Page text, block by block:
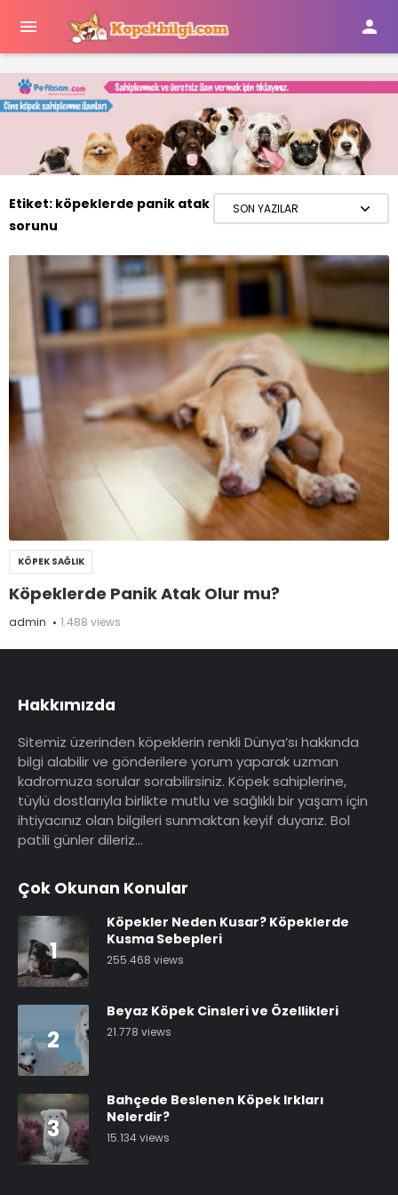
 
Etiket: köpeklerde panik atak
sorunu
KÖPEK SAĞLIK
Köpeklerde Panik Atak Olur mu?
admin 1.488 views
Hakkımızda
Sitemiz üzerinden köpeklerin renkli Dünya’sı hakkında
bilgi alabilir ve gönderilere yorum yaparak uzman
kadromuza sorular sorabilirsiniz. Köpek sahiplerine,
tüylü dostlarıyla birlikte mutlu ve sağlıklı bir yaşam için
ihtiyacınız olan bilgileri sunmaktan keyif duyarız. Bol
patili günler dileriz…
Çok Okunan Konular
1
Köpekler Neden Kusar? Köpeklerde
Kusma Sebepleri
255.468 views
2
Beyaz Köpek Cinsleri ve Özellikleri
21.778 views
3
Bahçede Beslenen Köpek Irkları
Nelerdir?
15.134 views